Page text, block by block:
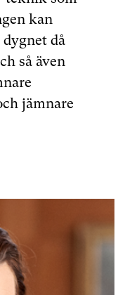
kan
då
så även
jämnare